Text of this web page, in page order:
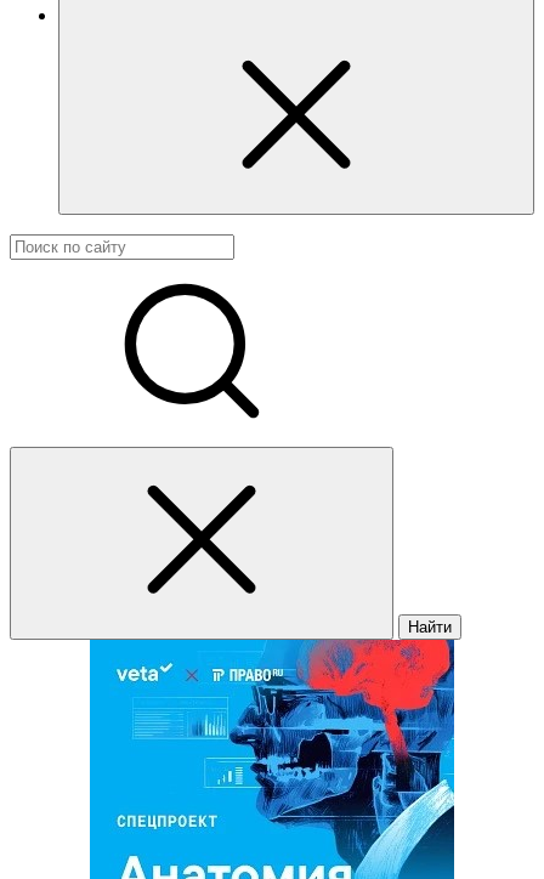
Найти